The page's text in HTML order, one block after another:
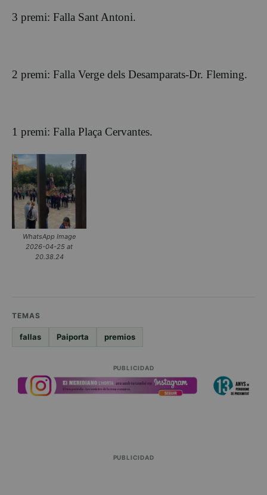
3 premi: Falla Sant Antoni.
2 premi: Falla Verge dels Desamparats-Dr. Fleming.
1 premi: Falla Plaça Cervantes.
WhatsApp Image
2026-04-25 at
20.38.24
TEMAS
fallas Paiporta premios
PUBLICIDAD
PUBLICIDAD